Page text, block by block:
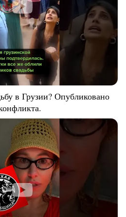
в Грузии? Опубликовано